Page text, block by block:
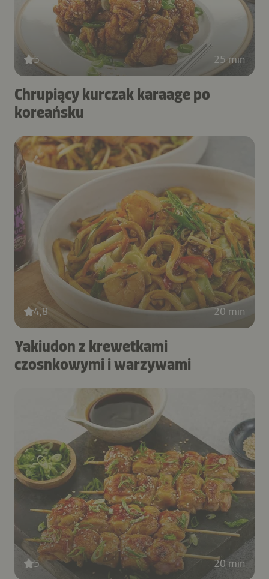
5 25 min
Chrupiący kurczak karaage po
koreańsku
4,8 20 min
Yakiudon z krewetkami
czosnkowymi i warzywami
5 20 min